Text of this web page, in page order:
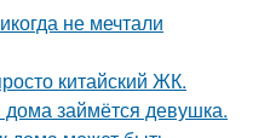
не мечтали
китайский ЖК.
дома займётся девушка.